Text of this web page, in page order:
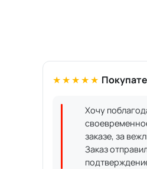
★★★★★
Хочу
заказе, за
Заказ